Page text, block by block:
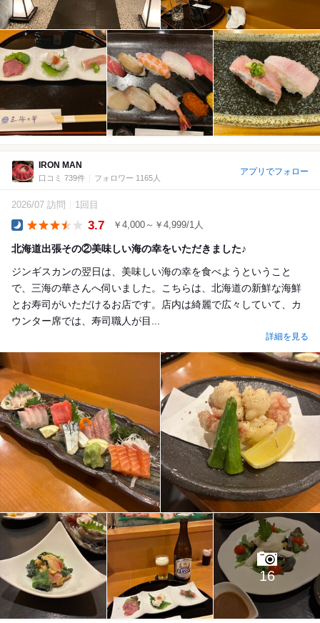
IRON MAN
口コミ 739件 フォロワー 1165人
アプリでフォロー
2026/07 訪問 1回目
3.7 ￥4,000～￥4,999/1人
北海道出張その②美味しい海の幸をいただきました♪
ジンギスカンの翌日は、美味しい海の幸を食べようということ
で、三海の華さんへ伺いました。こちらは、北海道の新鮮な海鮮
とお寿司がいただけるお店です。店内は綺麗で広々していて、カ
ウンター席では、寿司職人が目...
詳細を見る
16